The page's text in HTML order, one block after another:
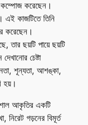
কম্পোজ করেছেন।
এই কাজটিতে তিনি
করেছেন।
তার ছয়টি পায়ে ছয়টি
চেষ্টা
শূন্যতা, আশঙ্কা,
হয়।
আকৃতির একটি
নিরেট গড়নের বিমূর্ত